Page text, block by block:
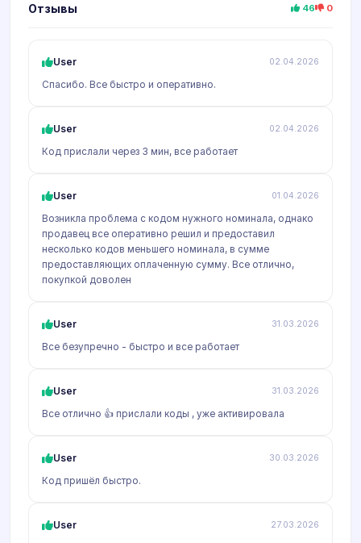
Отзывы 46 0
User 02.04.2026
Спасибо. Все быстро и оперативно.
User 02.04.2026
Код прислали через 3 мин, все работает
User 01.04.2026
Возникла проблема с кодом нужного номинала, однако
продавец все оперативно решил и предоставил
несколько кодов меньшего номинала, в сумме
предоставляющих оплаченную сумму. Все отлично,
покупкой доволен
User 31.03.2026
Все безупречно - быстро и все работает
User 31.03.2026
Все отлично 👍 прислали коды , уже активировала
User 30.03.2026
Код пришёл быстро.
User 27.03.2026